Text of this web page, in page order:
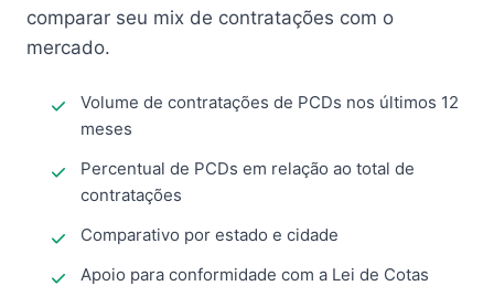
comparar seu mix de contratações com o
mercado.
Volume de contratações de PCDs nos últimos 12
meses
Percentual de PCDs em relação ao total de
contratações
Comparativo por estado e cidade
Apoio para conformidade com a Lei de Cotas